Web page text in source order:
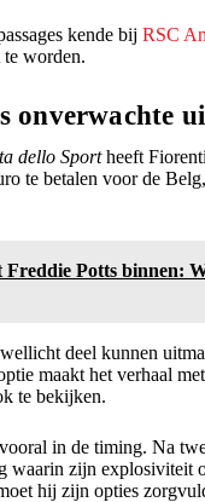
kende bij RSC
worden.
onverwachte
dello Sportheeft
te betalen voor de
Potts binnen:
deel kunnen
maakt het verhaal
te bekijken.
in de timing. Na
waarin zijn explosiviteit
hij zijn opties